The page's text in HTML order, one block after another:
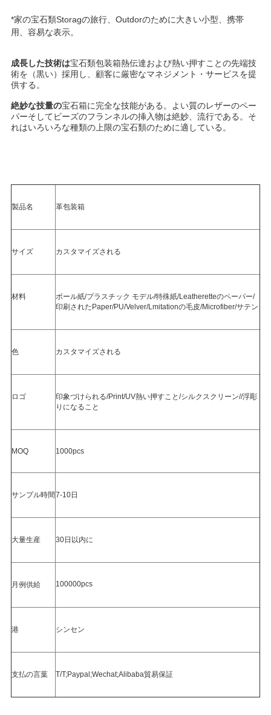
ス
引
金
を
求
く
さ
い
プ
ラ
イ
バ
シ
ー
*家の宝石類Storagの旅行、Outdorのために大きい小型、携帯
用、容易な表示。
成長した技術は宝石類包装箱熱伝達および熱い押すことの先端技
術を（黒い）採用し、顧客に厳密なマネジメント・サービスを提
供する。
絶妙な技量の宝石箱に完全な技能がある。よい質のレザーのペー
パーそしてビーズのフランネルの挿入物は絶妙、流行である。そ
れはいろいろな種類の上限の宝石類のために適している。
製品名 革包装箱
サイズ カスタマイズされる
材料
ボール紙/プラスチック モデル/特殊紙/Leatheretteのペーパー/
印刷されたPaper/PU/Velver/Lmitationの毛皮/Microfiber/サテン
色 カスタマイズされる
ロゴ
印象づけられる/Print/UV熱い押すこと/シルクスクリーン//浮彫
りになること
MOQ 1000pcs
サンプル時間 7-10日
大量生産 30日以内に
月例供給 100000pcs
港 シンセン
支払の言葉 T/T;Paypal;Wechat;Alibaba貿易保証